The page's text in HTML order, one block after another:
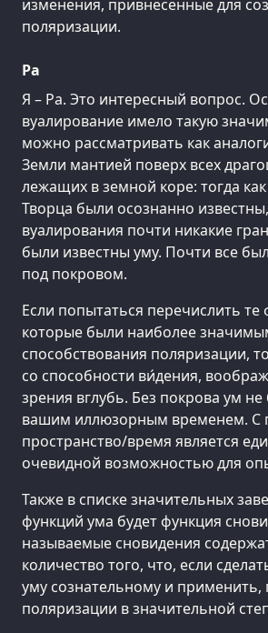
изменения, привнесенные для
поляризации.
Ра
Я – Ра. Это интересный вопрос.
вуалирование имело такую
можно рассматривать как
Земли мантией поверх всех
лежащих в земной коре: тогда
Творца были осознанно
вуалирования почти никакие
были известны уму. Почти все
под покровом.
Если попытаться перечислить те
которые были наиболее
способствования поляризации,
со способности ви́дения,
зрения вглубь. Без покрова ум
вашим иллюзорным временем. С
пространство/время является
очевидной возможностью для
Также в списке значительных
функций ума будет функция
называемые сновидения
количество того, что, если
уму сознательному и
поляризации в значительной